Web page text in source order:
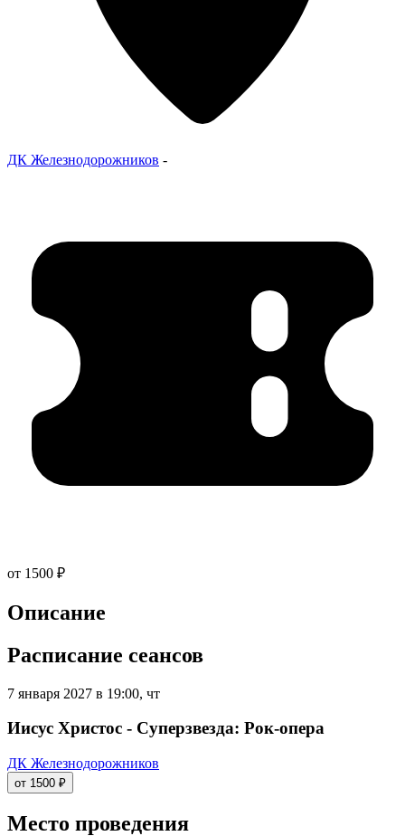
ДК Железнодорожников -
от 1500 ₽
Описание
Расписание сеансов
7 января 2027 в 19:00, чт
Иисус Христос - Суперзвезда: Рок-опера
ДК Железнодорожников
от 1500 ₽
Место проведения